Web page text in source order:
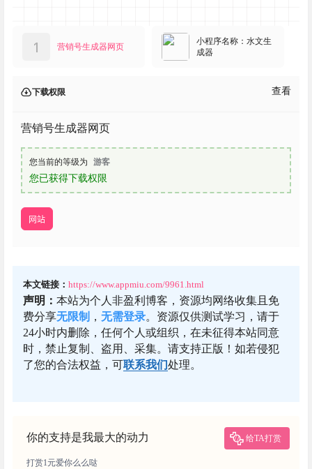
营销号生成器网页
1
小程序名称：水文生
成器
下载权限 查看
营销号生成器网页
您当前的等级为 游客
您已获得下载权限
网站
本文链接： https://www.appmiu.com/9961.html
声明： 本站为个人非盈利博客，资源均网络收集且免
费分享无限制 ， 无需登录。资源仅供测试学习，请于
24小时内删除，任何个人或组织，在未征得本站同意
时，禁止复制、盗用、采集。请支持正版！如若侵犯
了您的合法权益，可联系我们处理。
你的支持是我最大的动力 给TA打赏
打赏1元爱你么么哒